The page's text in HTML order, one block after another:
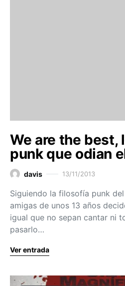
We are the best,
punk que odian
davis 13/11/2013
Siguiendo la filosofía punk
amigas de unos 13 años
igual que no sepan cantar ni
pasarlo…
Ver entrada